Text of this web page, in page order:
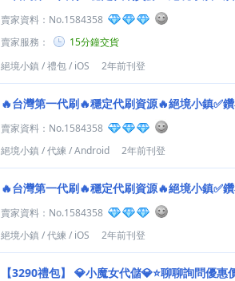
賣家資料： No.1584358
賣家服務：
15分鐘交貨
絕境小鎮 /禮包/ iOS 2年前刊登
🔥台灣第一代刷🔥穩定代刷資源🔥絕境小鎮✅
賣家資料： No.1584358
絕境小鎮 /代練 /Android 2年前刊登
🔥台灣第一代刷🔥穩定代刷資源🔥絕境小鎮✅
賣家資料： No.1584358
絕境小鎮 /代練 / iOS 2年前刊登
【3290禮包】 💎小魔女代儲💎⭐聊聊詢問優惠